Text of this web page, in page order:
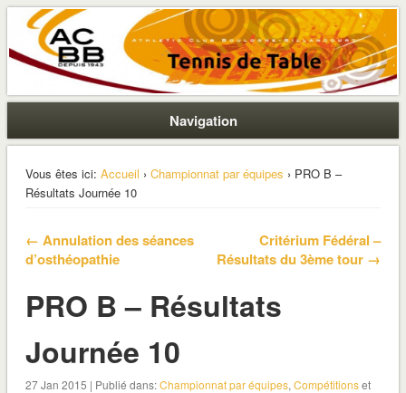
ACBB – Tennis de Table
La section ping de Boulogne
Navigation
Vous êtes ici: Accueil › Championnat par équipes › PRO B –
Résultats Journée 10
← Annulation des séances
d’osthéopathie
Critérium Fédéral –
Résultats du 3ème tour →
PRO B – Résultats
Journée 10
27 Jan 2015 | Publié dans:Championnat par équipes, Compétitionset